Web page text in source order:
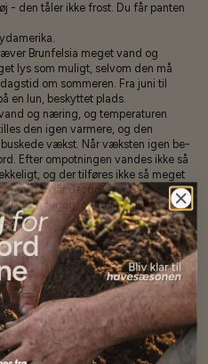
- den tåler ikke frost. Du får panten
Brunfelsia meget vand og
lys som muligt, selvom den må
om sommeren. Fra juni til
en lun, beskyttet plads.
og næring, og temperaturen
den igen varmere, og den
vækst. Når væksten igen be­
Efter ompotningen vandes ikke så
og der tilføres ikke så meget
meget. går det ud over den
være fugtig, og der må ikke